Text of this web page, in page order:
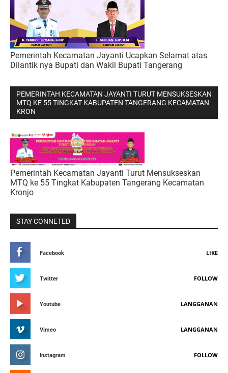
Pemerintah Kecamatan Jayanti Ucapkan Selamat atas
Dilantik nya Bupati dan Wakil Bupati Tangerang
PEMERINTAH KECAMATAN JAYANTI TURUT MENSUKSESKAN
MTQ KE 55 TINGKAT KABUPATEN TANGERANG KECAMATAN
KRON
Pemerintah Kecamatan Jayanti Turut Mensukseskan
MTQ ke 55 Tingkat Kabupaten Tangerang Kecamatan
Kronjo
STAY CONNETED
Facebook LIKE
Twitter FOLLOW
Youtube LANGGANAN
Vimeo LANGGANAN
Instagram FOLLOW